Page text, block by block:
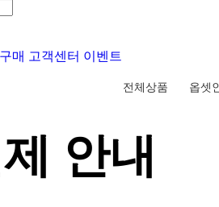
매 고객센터 이벤트
전체상품 옵셋
안내